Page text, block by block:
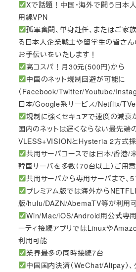
Xで話題！中国・海外で闘う日本
用線VPN
孤軍奮闘、単身赴任、またはご家
る日本人企業戦士や留学生の皆さ
お手伝いをいたします！
高コスパ！月30元(500円)から
中国のネット規制回避が可能に
（Facebook/Twitter/Youtube/
日本/Google系サービス/Netflix/TVer
規制に強くセキュアで速度の減衰
国内のネットは遅くならない最先端
VLESS+VISIONとHysteria 2方式
共用サーバコースでは日本/香港/
韓国サーバを多数（70台以上）ご用
共用サーバから専用サーバまで、
プレミアム版では海外から
版/hulu/DAZN/AbemaTV等が利用
Win/Mac/iOS/Android用公式専用
ーティ接続アプリではLinuxや
利用可能
業界最多の同時接続7台
中国国内決済（WeChat/Alipay）、